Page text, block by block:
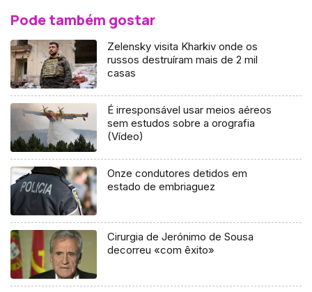
Pode também gostar
Zelensky visita Kharkiv onde os
russos destruíram mais de 2 mil
casas
É irresponsável usar meios aéreos
sem estudos sobre a orografia
(Vídeo)
Onze condutores detidos em
estado de embriaguez
Cirurgia de Jerónimo de Sousa
decorreu «com êxito»